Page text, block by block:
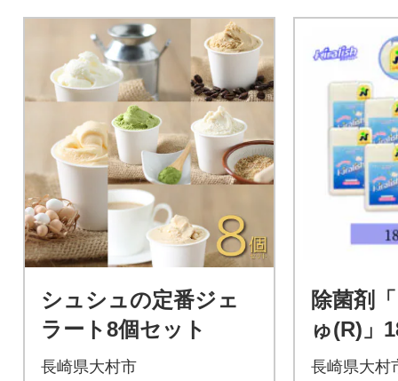
シュシュの定番ジェ
ラート8個セット
長崎県大村市
除菌剤
ゅ(R)
香り付き
長崎県大村